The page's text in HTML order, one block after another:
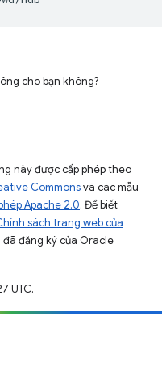
cho bạn không?
này được cấp phép theo
Commonsvà các mẫu
Apache 2.0. Để biết
sách trang web của
đã đăng ký của Oracle
UTC.